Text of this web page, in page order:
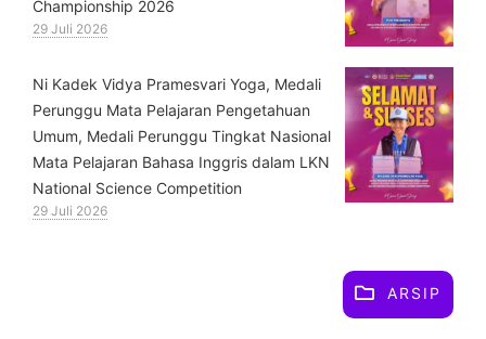
Championship 2026
29 Juli 2026
⁠Ni Kadek Vidya Pramesvari Yoga, Medali
Perunggu Mata Pelajaran Pengetahuan
Umum, Medali Perunggu Tingkat Nasional
Mata Pelajaran Bahasa Inggris dalam LKN
National Science Competition
29 Juli 2026
ARSIP